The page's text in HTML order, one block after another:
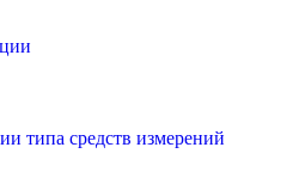
типа средств измерений